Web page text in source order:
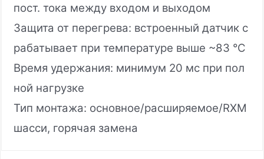
пост. тока между входом и выходом
Защита от перегрева: встроенный датчик с
рабатывает при температуре выше ~83 °C
Время удержания: минимум 20 мс при пол
ной нагрузке
Тип монтажа: основное/расширяемое/RXM
шасси, горячая замена